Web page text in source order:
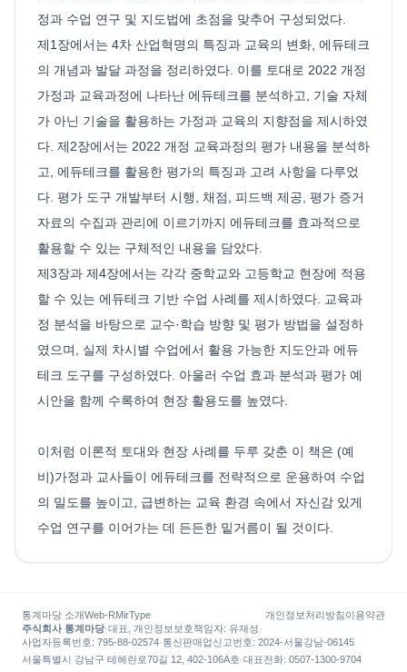
정과 수업 연구 및 지도법에 초점을 맞추어 구성되었다.
제1장에서는 4차 산업혁명의 특징과 교육의 변화, 에듀테크
의 개념과 발달 과정을 정리하였다. 이를 토대로 2022 개정
가정과 교육과정에 나타난 에듀테크를 분석하고, 기술 자체
가 아닌 기술을 활용하는 가정과 교육의 지향점을 제시하였
다. 제2장에서는 2022 개정 교육과정의 평가 내용을 분석하
고, 에듀테크를 활용한 평가의 특징과 고려 사항을 다루었
다. 평가 도구 개발부터 시행, 채점, 피드백 제공, 평가 증거
자료의 수집과 관리에 이르기까지 에듀테크를 효과적으로
활용할 수 있는 구체적인 내용을 담았다.
제3장과 제4장에서는 각각 중학교와 고등학교 현장에 적용
할 수 있는 에듀테크 기반 수업 사례를 제시하였다. 교육과
정 분석을 바탕으로 교수·학습 방향 및 평가 방법을 설정하
였으며, 실제 차시별 수업에서 활용 가능한 지도안과 에듀
테크 도구를 구성하였다. 아울러 수업 효과 분석과 평가 예
시안을 함께 수록하여 현장 활용도를 높였다.
이처럼 이론적 토대와 현장 사례를 두루 갖춘 이 책은 (예
비)가정과 교사들이 에듀테크를 전략적으로 운용하여 수업
의 밀도를 높이고, 급변하는 교육 환경 속에서 자신감 있게
수업 연구를 이어가는 데 든든한 밑거름이 될 것이다.
통계마당 소개Web-RMirType 개인정보처리방침이용약관
주식회사 통계마당·대표, 개인정보보호책임자: 유재성·
사업자등록번호: 795-88-02574·통신판매업신고번호: 2024-서울강남-06145
서울특별시 강남구 테헤란로70길 12, 402-106A호·대표전화: 0507-1300-9704